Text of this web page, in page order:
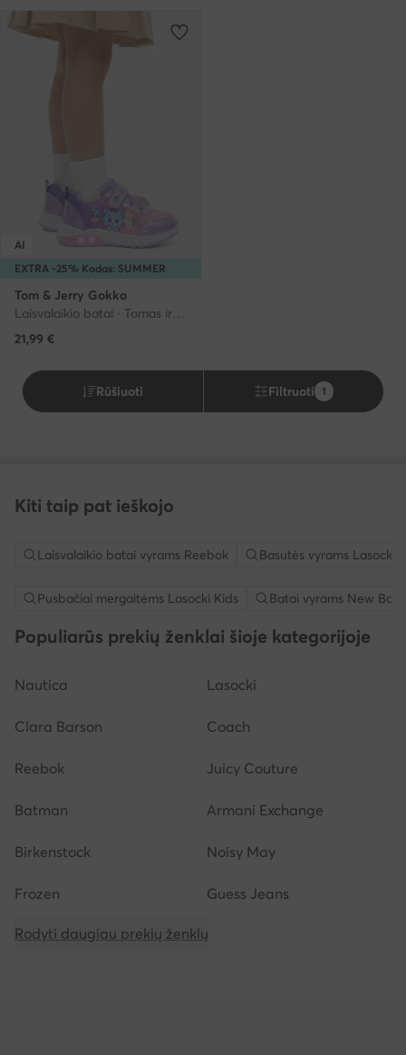
EXTRA -25% Kodas: SUMMER
AI
Tom & Jerry Gokko
Laisvalaikio batai · Tomas ir Džeris · Violetinė
21,99 €
Rūšiuoti Filtruoti 1
Kiti taip pat ieškojo
Laisvalaikio batai vyrams Reebok Basutės vyrams Lasocki
Pusbačiai mergaitėms Lasocki Kids Batai vyrams New
Populiarūs prekių ženklai šioje kategorijoje
Nautica Lasocki
Clara Barson Coach
Reebok Juicy Couture
Batman Armani Exchange
Birkenstock Noisy May
Frozen Guess Jeans
Rodyti daugiau prekių ženklų